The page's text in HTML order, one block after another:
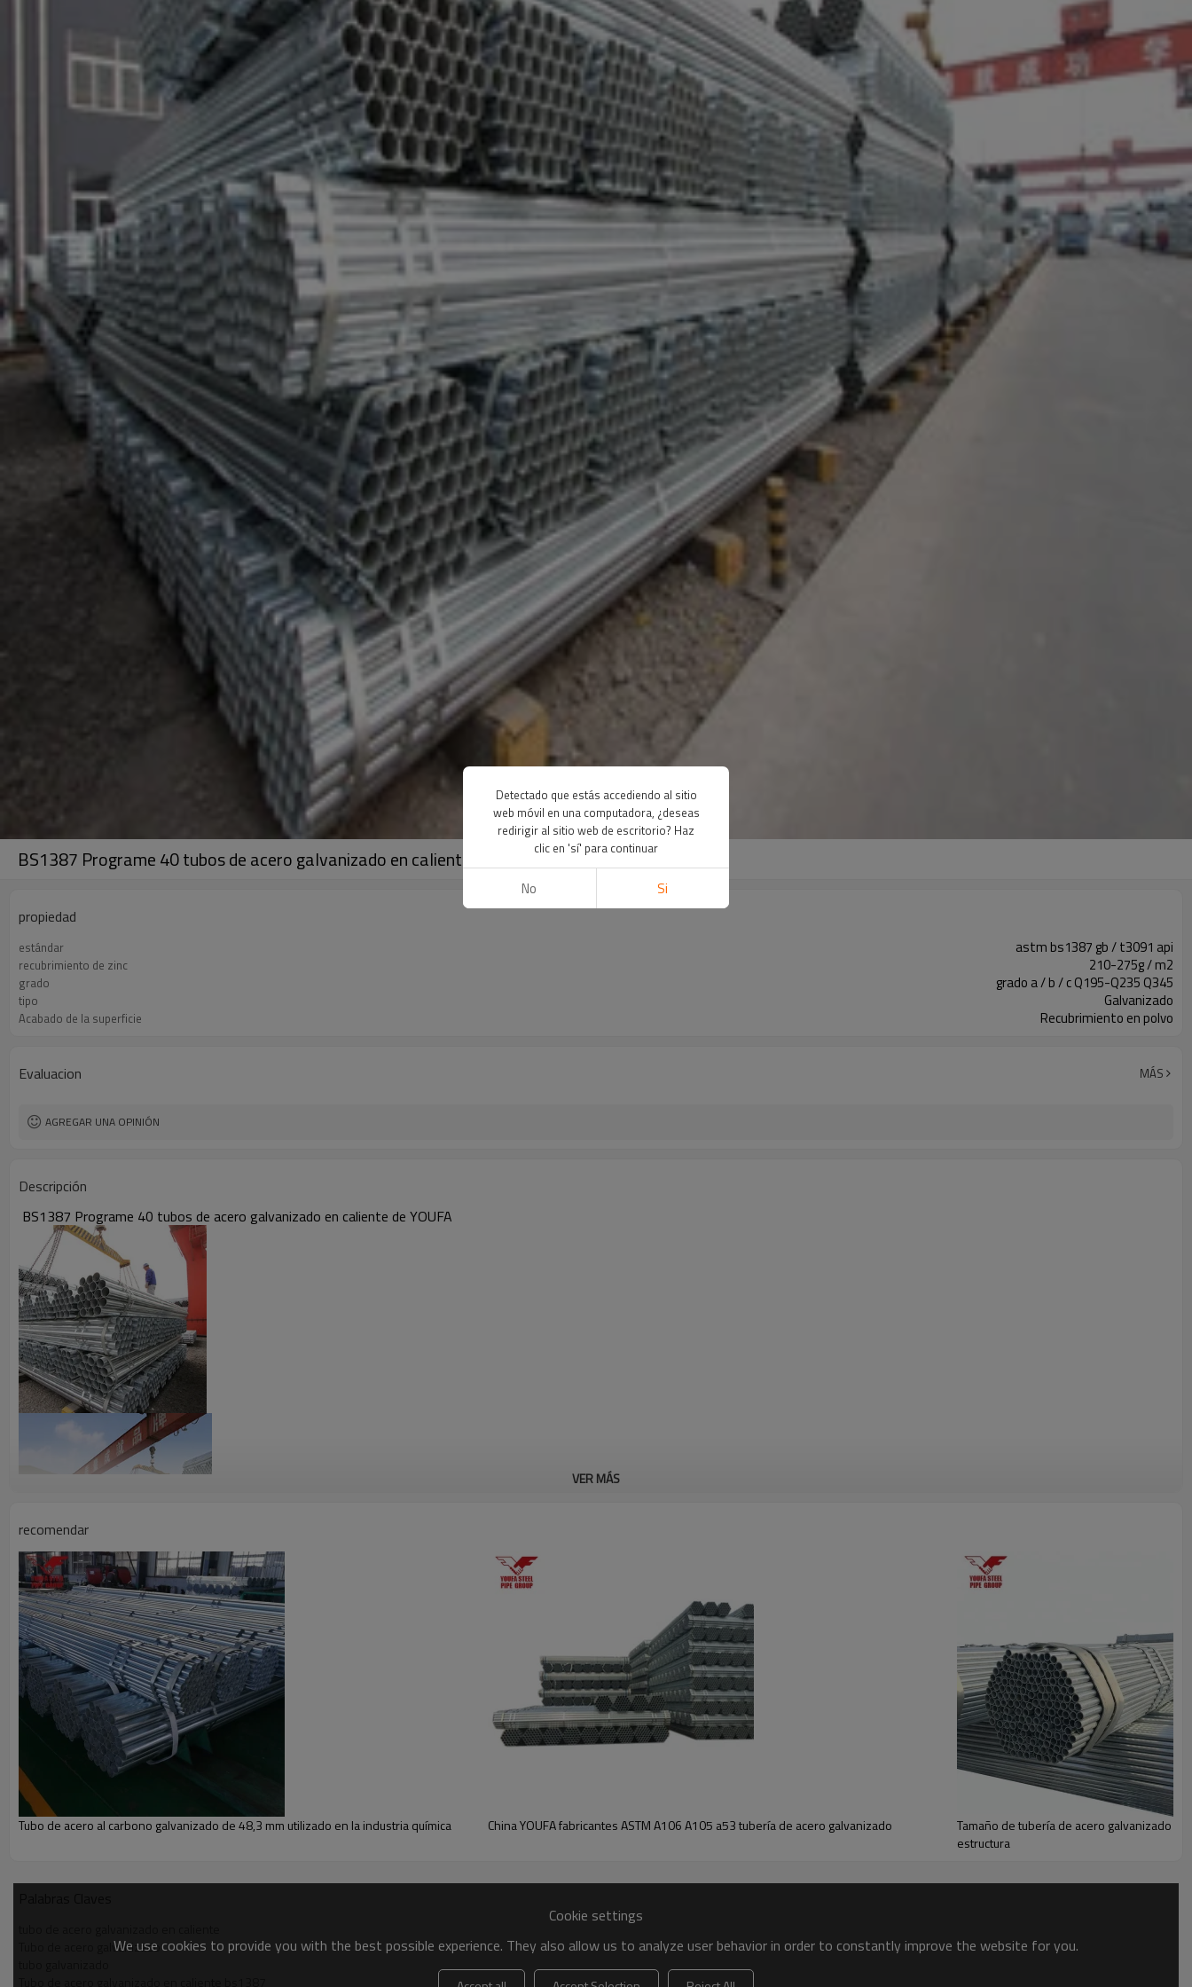
BS1387 Programe 40 tubos de acero galvanizado en caliente de YOUFA
propiedad
estándar astm bs1387 gb / t3091 api
recubrimiento de zinc 210-275g / m2
grado grado a / b / c Q195-Q235 Q345
tipo Galvanizado
Acabado de la superficie Recubrimiento en polvo
Evaluacion MÁS
AGREGAR UNA OPINIÓN
Descripción
BS1387 Programe 40 tubos de acero galvanizado en caliente de YOUFA
VER MÁS
recomendar
Tubo de acero al carbono galvanizado de 48,3 mm utilizado en la industria química China YOUFA fabricantes ASTM A106 A105 a53 tubería de acero galvanizado
Tamaño de tubería de acero galvanizado
estructura
Tubo de acero galvanizado
Cookie settings
We use cookies to provide you with the best possible experience. They also allow us to analyze user behavior in order to constantly improve the website for you.
Detectado que estás accediendo al sitio
web móvil en una computadora, ¿deseas
redirigir al sitio web de escritorio? Haz
clic en 'sí' para continuar
No Si